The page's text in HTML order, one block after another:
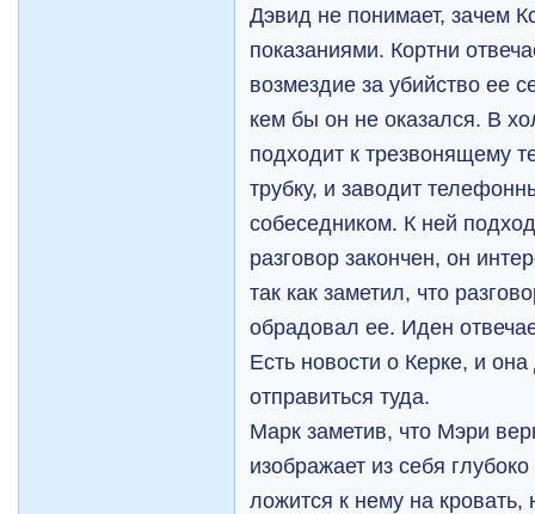
Дэвид не понимает, зачем
показаниями. Кортни
возмездие за убийство ее
кем бы он не оказался. В
подходит к трезвонящему
трубку, и заводит
собеседником. К ней
разговор закончен, он
так как заметил, что
обрадовал ее. Иден
Есть новости о Керке, и
отправиться туда.
Марк заметив, что Мэри
изображает из себя
ложится к нему на кровать,